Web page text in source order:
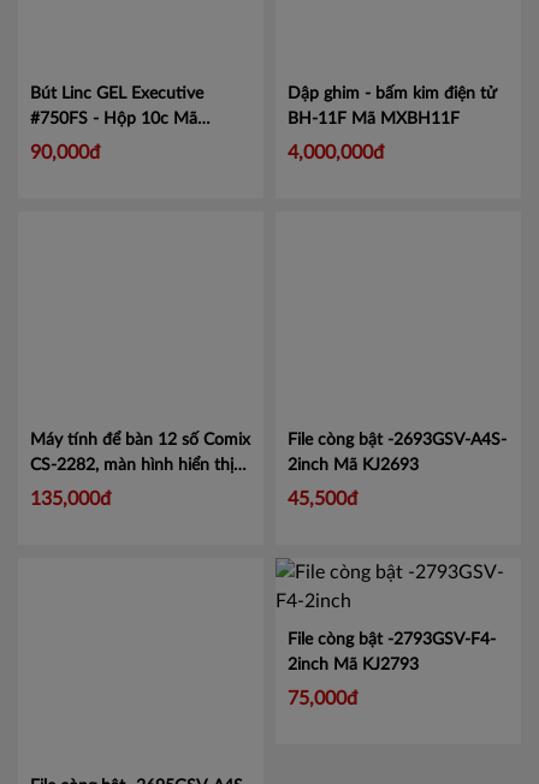
Bút Linc GEL Executive
#750FS - Hộp 10c Mã
LIN750
90,000đ
Dập ghim - bấm kim điện tử
BH-11F Mã MXBH11F
4,000,000đ
Máy tính để bàn 12 số Comix
CS-2282, màn hình hiển thị
lớn tiện lợi.
135,000đ
File còng bật -2693GSV-A4S-
2inch Mã KJ2693
45,500đ
File còng bật -2793GSV-F4-
2inch Mã KJ2793
75,000đ